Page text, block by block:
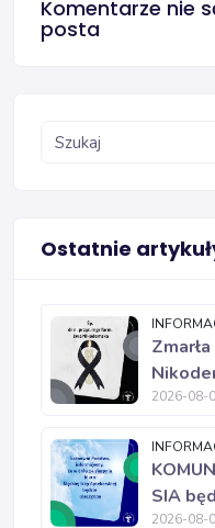
Komentarze nie
posta
Ostatnie
2026-08-
SIA
2026-08-